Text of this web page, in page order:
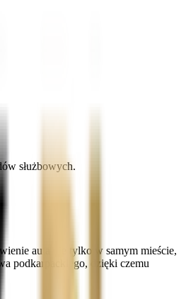
służbowych.
auta nie tylko w samym mieście,
podkarpackiego, dzięki czemu